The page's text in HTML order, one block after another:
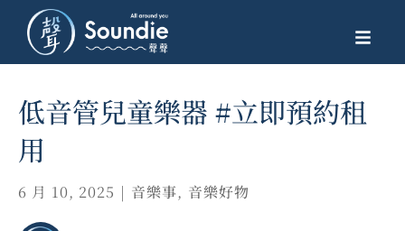
低音管兒童樂器 #立即預約租
用
6 月 10, 2025 | 音樂事, 音樂好物